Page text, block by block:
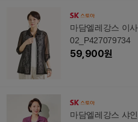
마담엘레강스 이
02_P427079734
59,900원
마담엘레강스 샤